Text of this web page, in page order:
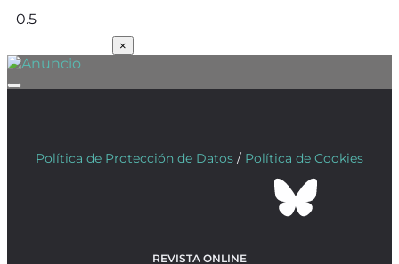
×
Política de Protección de Datos / Política de Cookies
REVISTA ONLINE